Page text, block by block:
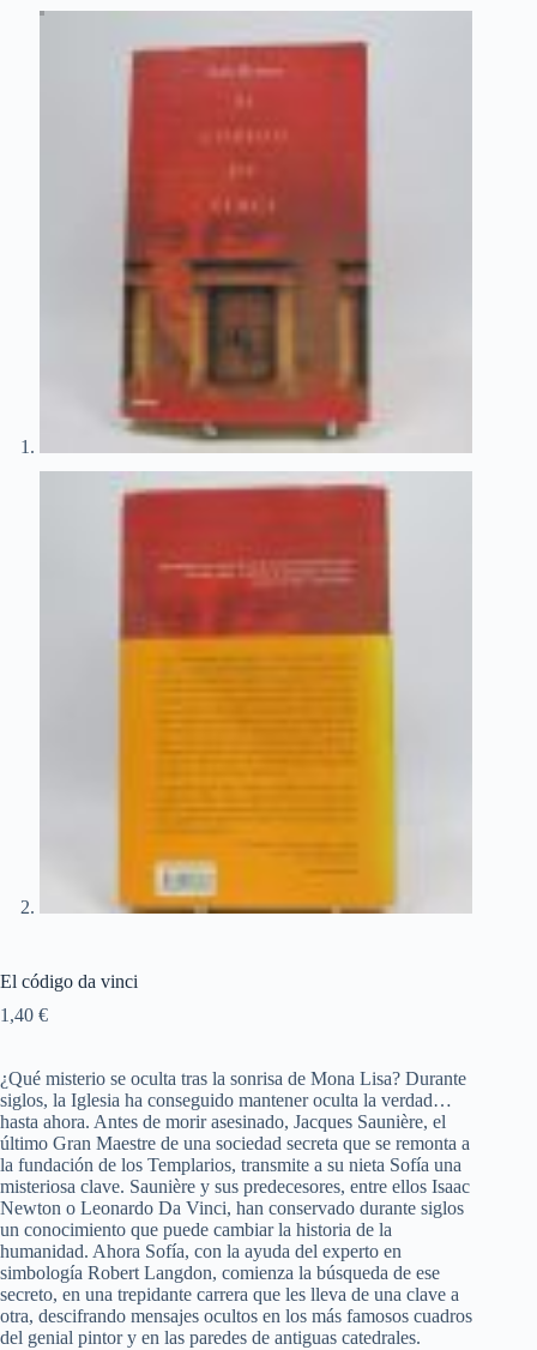
El código da vinci
1,40 €
¿Qué misterio se oculta tras la sonrisa de Mona Lisa? Durante
siglos, la Iglesia ha conseguido mantener oculta la verdad…
hasta ahora. Antes de morir asesinado, Jacques Saunière, el
último Gran Maestre de una sociedad secreta que se remonta a
la fundación de los Templarios, transmite a su nieta Sofía una
misteriosa clave. Saunière y sus predecesores, entre ellos Isaac
Newton o Leonardo Da Vinci, han conservado durante siglos
un conocimiento que puede cambiar la historia de la
humanidad. Ahora Sofía, con la ayuda del experto en
simbología Robert Langdon, comienza la búsqueda de ese
secreto, en una trepidante carrera que les lleva de una clave a
otra, descifrando mensajes ocultos en los más famosos cuadros
del genial pintor y en las paredes de antiguas catedrales.